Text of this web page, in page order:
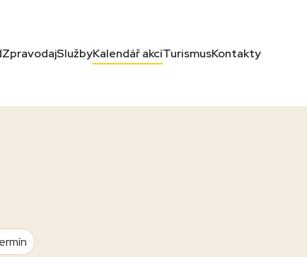
ZpravodajSlužbyKalendář akcíTurismusKontakty